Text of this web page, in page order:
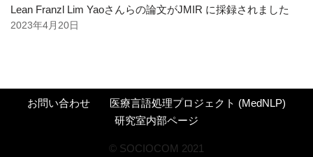
Lean Franzl Lim Yaoさんらの論文がJMIR に採録されました
2023年4月20日
お問い合わせ
医療言語処理プロジェクト (MedNLP)
研究室内部ページ
©︎ SOCIOCOM 2021